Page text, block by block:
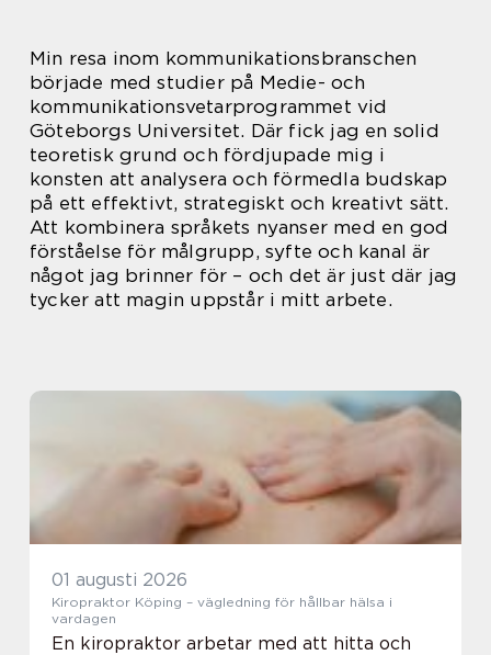
Min resa inom kommunikationsbranschen
började med studier på Medie- och
kommunikationsvetarprogrammet vid
Göteborgs Universitet. Där fick jag en solid
teoretisk grund och fördjupade mig i
konsten att analysera och förmedla budskap
på ett effektivt, strategiskt och kreativt sätt.
Att kombinera språkets nyanser med en god
förståelse för målgrupp, syfte och kanal är
något jag brinner för – och det är just där jag
tycker att magin uppstår i mitt arbete.
01 augusti 2026
Kiropraktor Köping – vägledning för hållbar hälsa i
vardagen
En kiropraktor arbetar med att hitta och